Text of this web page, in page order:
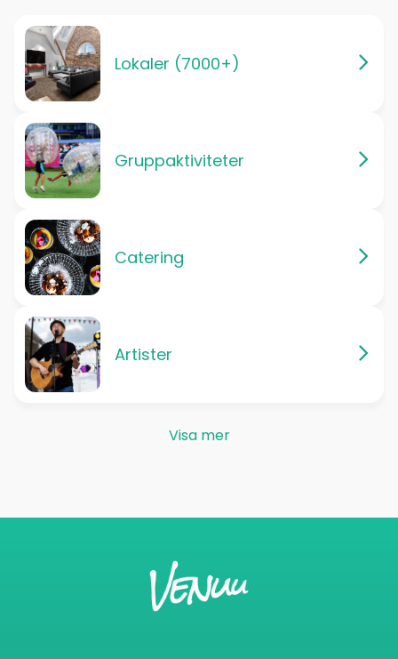
Lokaler (7000+)
Gruppaktiviteter
Catering
Artister
Visa mer